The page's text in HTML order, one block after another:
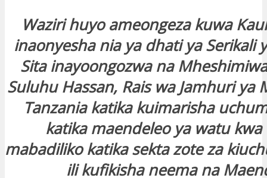
Waziri huyo ameongeza kuwa
inaonyesha nia ya dhati ya Serikali
Sita inayoongozwa na
Suluhu Hassan, Rais wa Jamhuri ya
Tanzania katika kuimarisha
katika maendeleo ya watu
mabadiliko katika sekta zote za
ili kufikisha neema na